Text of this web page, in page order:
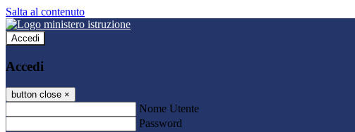
Salta al contenuto
Accedi
Accedi
button close ×
Nome Utente
Password